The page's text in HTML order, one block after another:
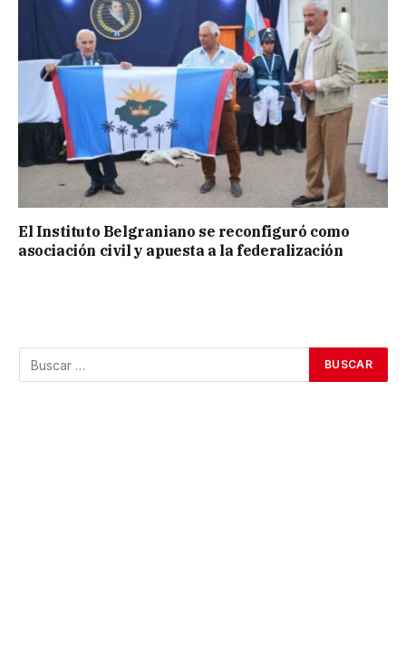
El Instituto Belgraniano se reconfiguró como
asociación civil y apuesta a la federalización